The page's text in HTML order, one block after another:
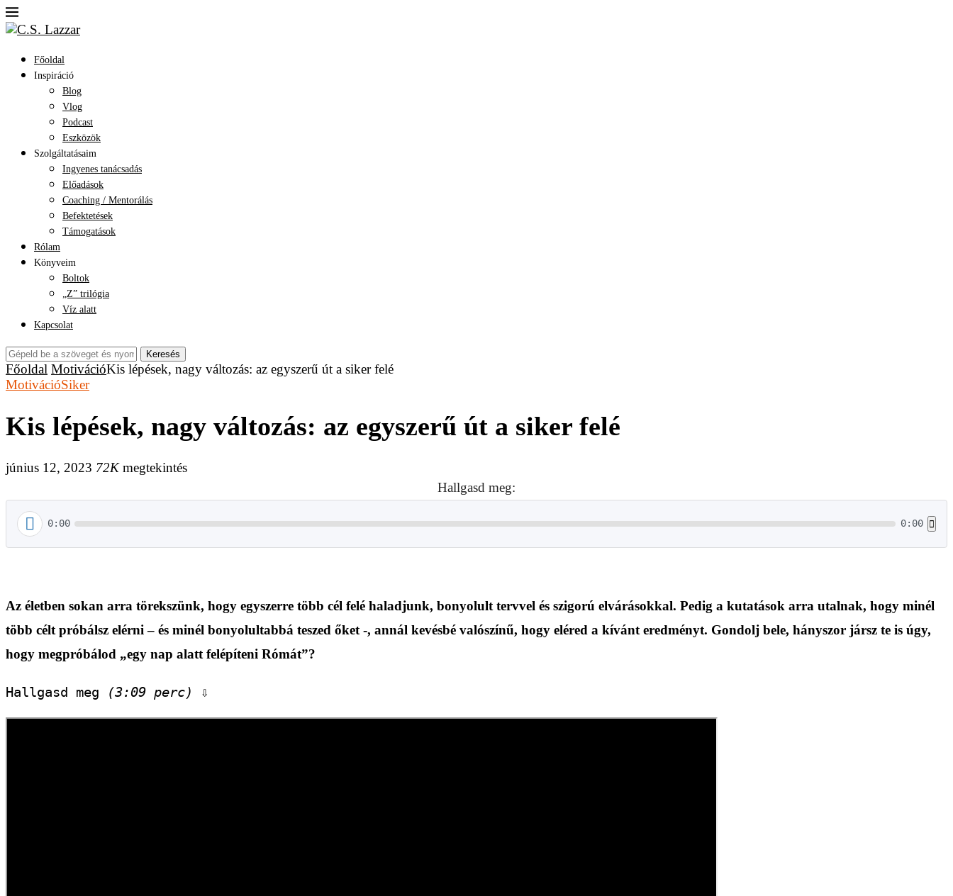
Főoldal
Inspiráció
Blog
Vlog
Podcast
Eszközök
Szolgáltatásaim
Ingyenes tanácsadás
Előadások
Coaching / Mentorálás
Befektetések
Támogatások
Rólam
Könyveim
Boltok
„Z” trilógia
Víz alatt
Kapcsolat
Keresés
Főoldal MotivációKis lépések, nagy változás: az egyszerű út a siker felé
MotivációSiker
Kis lépések, nagy változás: az egyszerű út a siker felé
június 12, 2023 72Kmegtekintés
Hallgasd meg:
0:00 0:00
Az életben sokan arra törekszünk, hogy egyszerre több cél felé haladjunk, bonyolult tervvel és szigorú elvárásokkal. Pedig a kutatások arra utalnak, hogy minél
több célt próbálsz elérni – és minél bonyolultabbá teszed őket -, annál kevésbé valószínű, hogy eléred a kívánt eredményt. Gondolj bele, hányszor jársz te is úgy,
hogy megpróbálod „egy nap alatt felépíteni Rómát”?
Hallgasd meg (3:09 perc) ⇩